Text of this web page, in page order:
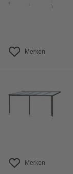
Merken
Merken